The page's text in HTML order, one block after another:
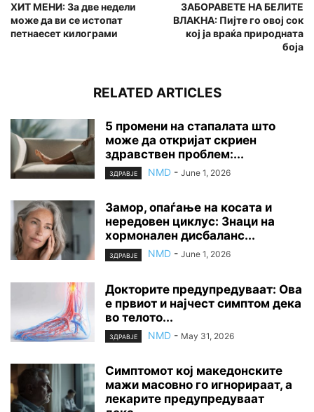
ХИТ МЕНИ: За две недели
може да ви се истопат
петнаесет килограми
ЗАБОРАВЕТЕ НА БЕЛИТЕ
ВЛАКНА: Пијте го овој сок
кој ја враќа природната
боја
RELATED ARTICLES
5 промени на стапалата што
може да откријат скриен
здравствен проблем:...
ЗДРАВЈЕ NMD - June 1, 2026
Замор, опаѓање на косата и
нередовен циклус: Знаци на
хормонален дисбаланс...
ЗДРАВЈЕ NMD - June 1, 2026
Докторите предупредуваат: Ова
е првиот и најчест симптом дека
во телото...
ЗДРАВЈЕ NMD - May 31, 2026
Симптомот кој македонските
мажи масовно го игнорираат, а
лекарите предупредуваат